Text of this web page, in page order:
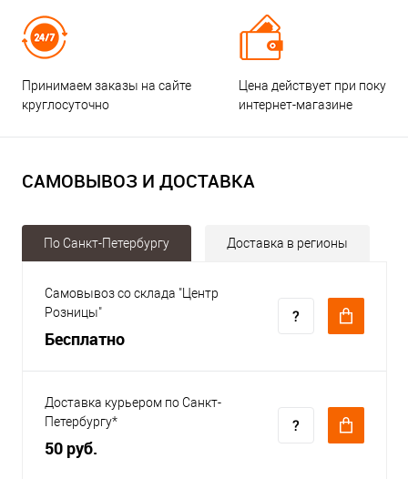
Принимаем заказы на сайте
круглосуточно
Цена действует при
интернет-магазине
САМОВЫВОЗ И ДОСТАВКА
По Санкт-Петербургу Доставка в регионы
Самовывоз со склада "Центр
Розницы"
Бесплатно
Доставка курьером по Санкт-
Петербургу*
50 руб.